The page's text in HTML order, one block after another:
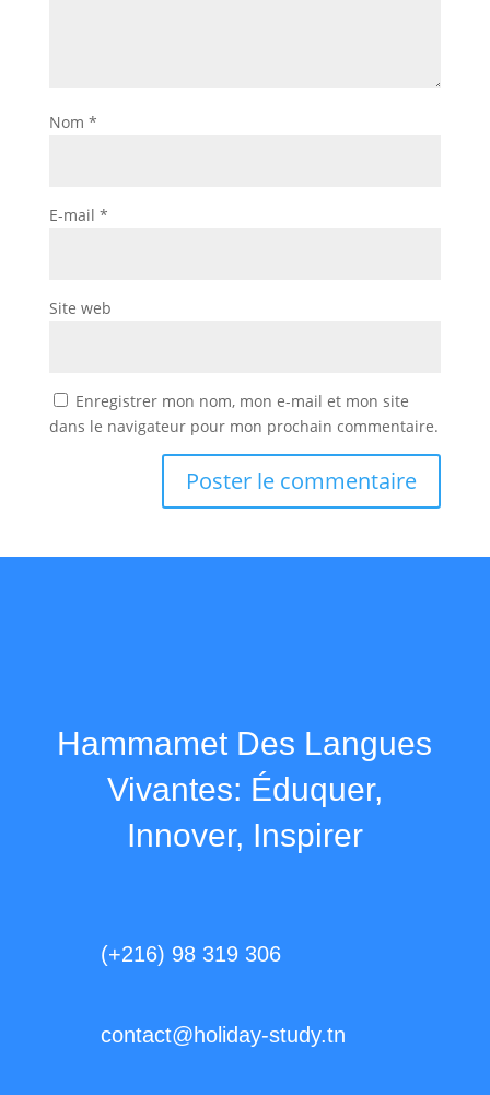
Nom *
E-mail *
Site web
Enregistrer mon nom, mon e-mail et mon site
dans le navigateur pour mon prochain commentaire.
Hammamet Des Langues
Vivantes: Éduquer,
Innover, Inspirer
(+216) 98 319 306
contact@holiday-study.tn